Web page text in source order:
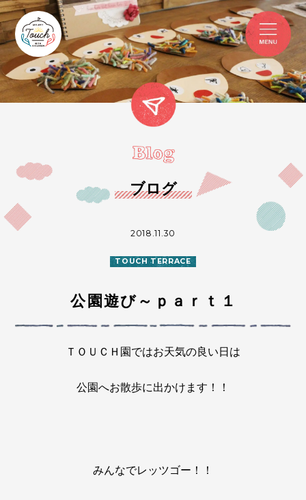
ブログ
2018.11.30
TOUCH TERRACE
公園遊び～ｐａｒｔ１
ＴＯＵＣＨ園ではお天気の良い日は
公園へお散歩に出かけます！！
みんなでレッツゴー！！